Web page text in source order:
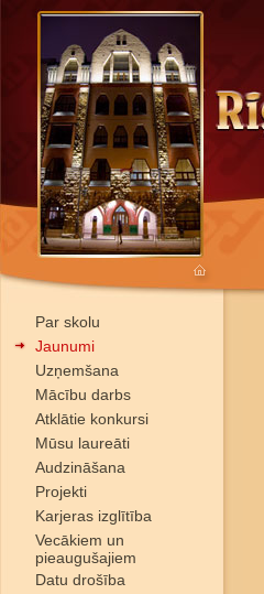
Par skolu
Jaunumi
Uzņemšana
Mācību darbs
Atklātie konkursi
Mūsu laureāti
Audzināšana
Projekti
Karjeras izglītība
Vecākiem un
pieaugušajiem
Datu drošība